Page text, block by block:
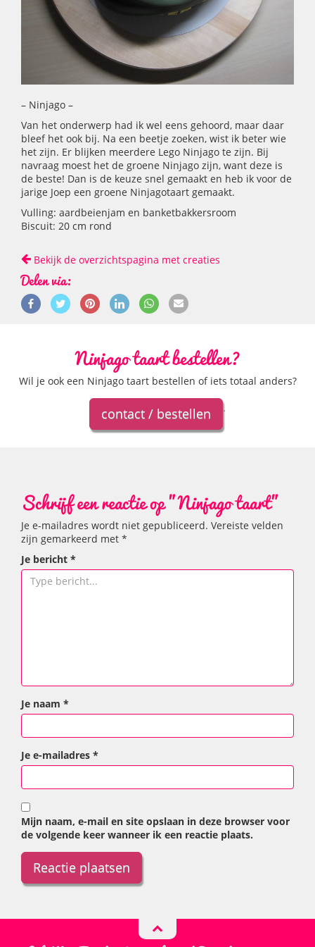
– Ninjago –
Van het onderwerp had ik wel eens gehoord, maar daar
bleef het ook bij. Na een beetje zoeken, wist ik beter wie
het zijn. Er blijken meerdere Lego Ninjago te zijn. Bij
navraag moest het de groene Ninjago zijn, want deze is
de beste! Dan is de keuze snel gemaakt en heb ik voor de
jarige Joep een groene Ninjagotaart gemaakt.
Vulling: aardbeienjam en banketbakkersroom
Biscuit: 20 cm rond
Bekijk de overzichtspagina met creaties
Delen via:
Ninjago taart bestellen?
Wil je ook een Ninjago taart bestellen of iets totaal anders?
contact / bestellen .
Schrijf een reactie op "Ninjago taart"
Je e-mailadres wordt niet gepubliceerd. Vereiste velden
zijn gemarkeerd met *
Je bericht *
Je naam *
Je e-mailadres *
Mijn naam, e-mail en site opslaan in deze browser voor
de volgende keer wanneer ik een reactie plaats.